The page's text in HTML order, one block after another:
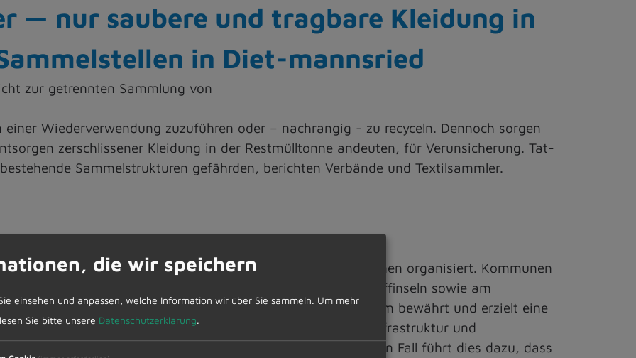
— nur saubere und tragbare Kleidung in
in Diet-mannsried
zur getrennten Sammlung von
Wiederverwendung zuzuführen oder – nachrangig - zu recyceln. Dennoch sorgen
zerschlissener Kleidung in der Restmülltonne andeuten, für Verunsicherung. Tat-
Sammelstrukturen gefährden, berichten Verbände und Textilsammler.
von gemeinnützigen und priva-ten Organisationen organisiert. Kommunen
(ZAK) stellen hierfür öffentliche Standplätze auf Wertstoffinseln sowie am
der Bürgerinnen und Bürger hat sich dieses System bewährt und erzielt eine
über 90 Prozent. Allerdings fehlen derzeit die notwendige Infrastruktur und
Kleidung sinnvoll zu verarbeiten. Im schlimmsten Fall führt dies dazu, dass
die wir speichern
einsehen und anpassen, welche Information wir über Sie sammeln. Um mehr
Sie bitte unsere Datenschutzerklärung.